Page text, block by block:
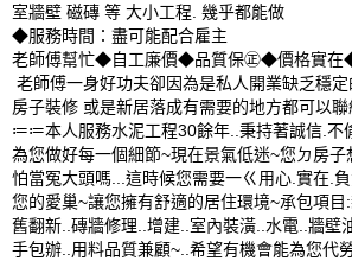
室牆壁 磁磚 等 大小工程. 幾乎都能做
◆服務時間：盡可能配合雇主
老師傅幫忙◆自工廉價◆品質保㊣◆價格實
房子裝修 或是新居落成有需要的地方都可以聯
≔≔本人服務水泥工程30餘年..秉持著誠信.不
為您做好每一個細節~現在景氣低迷~您ㄉ房子
怕當冤大頭嗎...這時候您需要一ㄍ用心.實在.
您的愛巢~讓您擁有舒適的居住環境~承包項目
舊翻新..磚牆修理..增建..室內裝潢..水電..牆壁
手包辦..用料品質兼顧~..希望有機會能為您代